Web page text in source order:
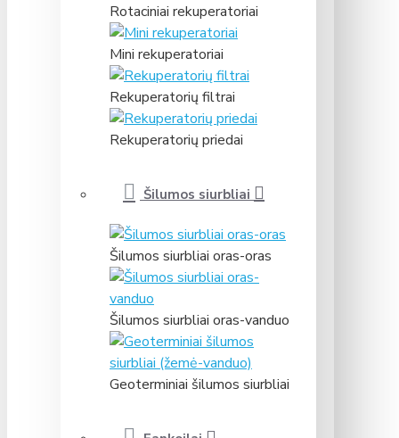
Rotaciniai rekuperatoriai
Mini rekuperatoriai
Rekuperatorių filtrai
Rekuperatorių priedai
Šilumos siurbliai
Šilumos siurbliai oras-oras
Šilumos siurbliai oras-vanduo
Geoterminiai šilumos siurbliai